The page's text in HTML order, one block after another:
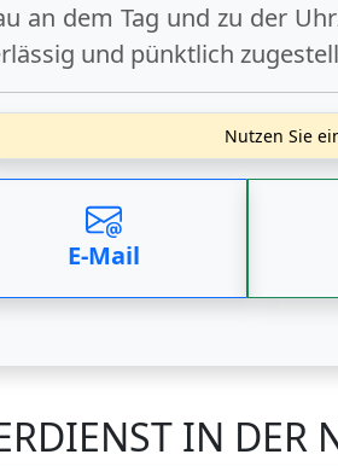
an dem Tag und zu der
und pünktlich
Nutzen Sie
E-Mail
IN DER